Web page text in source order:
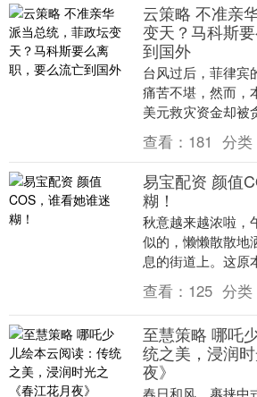
云策略 不准亲
变天？马科斯
到国外
台风过后，菲律宾
痛苦不堪，然而，
美元救灾资金却被
笔资金本可以用来
在台风韦帕肆虐....
查看： 181 分类
易宝配资 颜值
糊！
秋意越来越浓啦，
似的，懒懒散散地
息的街道上。这原
这么被添上了一抹
彩。画面正中央，
查看： 125 分类
至慧策略 哪吒
统之美，浸润
夜》